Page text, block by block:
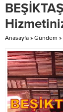
Anasayfa » Gündem »